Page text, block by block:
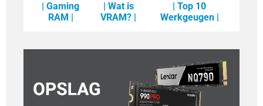
| Gaming
RAM |
| Wat is
VRAM? |
| Top 10
Werkgeugen |